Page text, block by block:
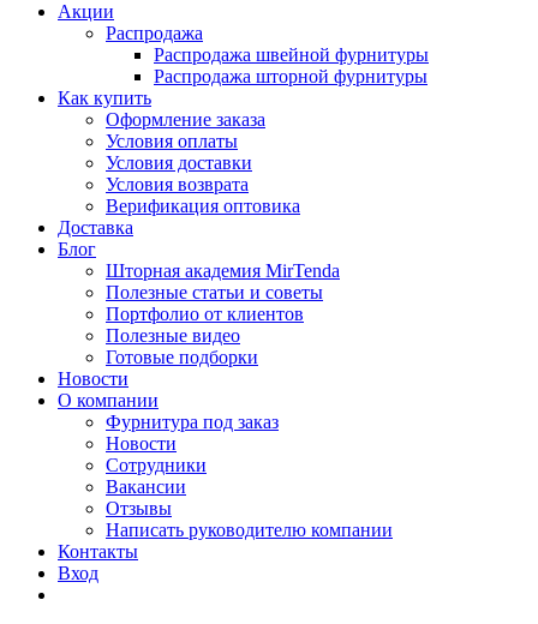
Акции
Распродажа
Распродажа швейной фурнитуры
Распродажа шторной фурнитуры
Как купить
Оформление заказа
Условия оплаты
Условия доставки
Условия возврата
Верификация оптовика
Доставка
Блог
Шторная академия MirTenda
Полезные статьи и советы
Портфолио от клиентов
Полезные видео
Готовые подборки
Новости
О компании
Фурнитура под заказ
Новости
Сотрудники
Вакансии
Отзывы
Написать руководителю компании
Контакты
Вход